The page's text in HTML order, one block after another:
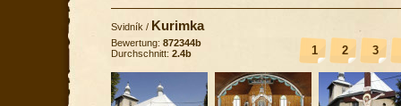
Svidník / Kurimka
1 2 3
Bewertung: 872344b
Durchschnitt: 2.4b